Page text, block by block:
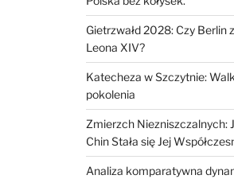
Gietrzwałd 2028: Czy Berlin
Leona XIV?
Katecheza w Szczytnie:
pokolenia
Zmierzch Niezniszczalnych:
Chin Stała się Jej
Analiza komparatywna